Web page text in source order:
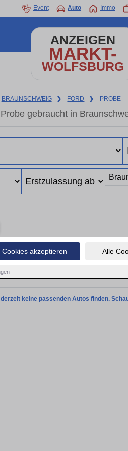
Cookies akzeptieren Alle
Event Auto Immo
ANZEIGEN
MARKT-
WOLFSBURG
BRAUNSCHWEIG ❯ FORD ❯ PROBE
gebraucht in
Finden Sie in
Braunschweig einen Ford Probe
keine passenden Autos finden.